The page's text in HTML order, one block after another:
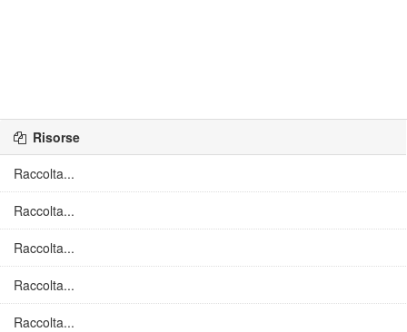
Risorse
Raccolta...
Raccolta...
Raccolta...
Raccolta...
Raccolta...